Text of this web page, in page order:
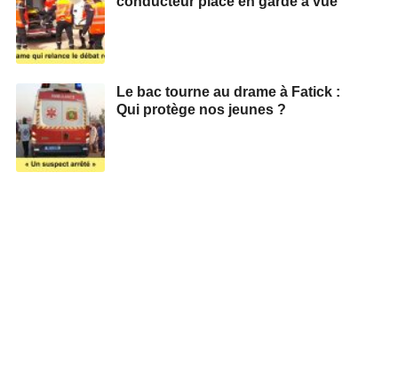
Le bac tourne au drame à Fatick :
Qui protège nos jeunes ?